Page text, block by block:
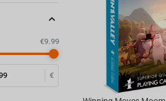
€
‎€9.99